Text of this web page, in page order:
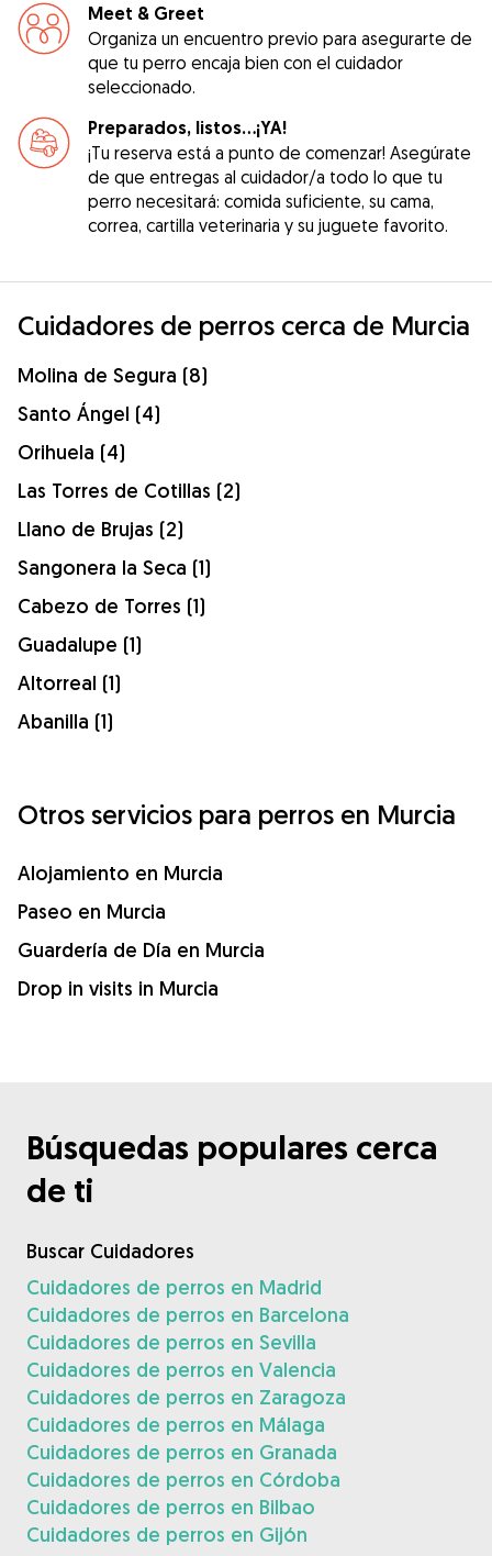
Meet & Greet
Organiza un encuentro previo para asegurarte de
que tu perro encaja bien con el cuidador
seleccionado.
Preparados, listos...¡YA!
¡Tu reserva está a punto de comenzar! Asegúrate
de que entregas al cuidador/a todo lo que tu
perro necesitará: comida suficiente, su cama,
correa, cartilla veterinaria y su juguete favorito.
Cuidadores de perros cerca de Murcia
Molina de Segura (8)
Santo Ángel (4)
Orihuela (4)
Las Torres de Cotillas (2)
Llano de Brujas (2)
Sangonera la Seca (1)
Cabezo de Torres (1)
Guadalupe (1)
Altorreal (1)
Abanilla (1)
Otros servicios para perros en Murcia
Alojamiento en Murcia
Paseo en Murcia
Guardería de Día en Murcia
Drop in visits in Murcia
Búsquedas populares cerca
de ti
Buscar Cuidadores
Cuidadores de perros en Madrid
Cuidadores de perros en Barcelona
Cuidadores de perros en Sevilla
Cuidadores de perros en Valencia
Cuidadores de perros en Zaragoza
Cuidadores de perros en Málaga
Cuidadores de perros en Granada
Cuidadores de perros en Córdoba
Cuidadores de perros en Bilbao
Cuidadores de perros en Gijón